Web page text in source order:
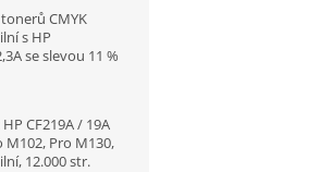
CMYK
s HP
se slevou 11 %
CF219A / 19A
M102, Pro M130,
12.000 str.